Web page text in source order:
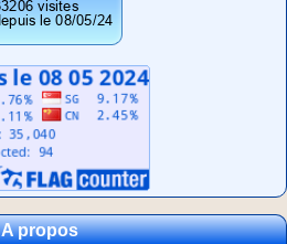
A propos